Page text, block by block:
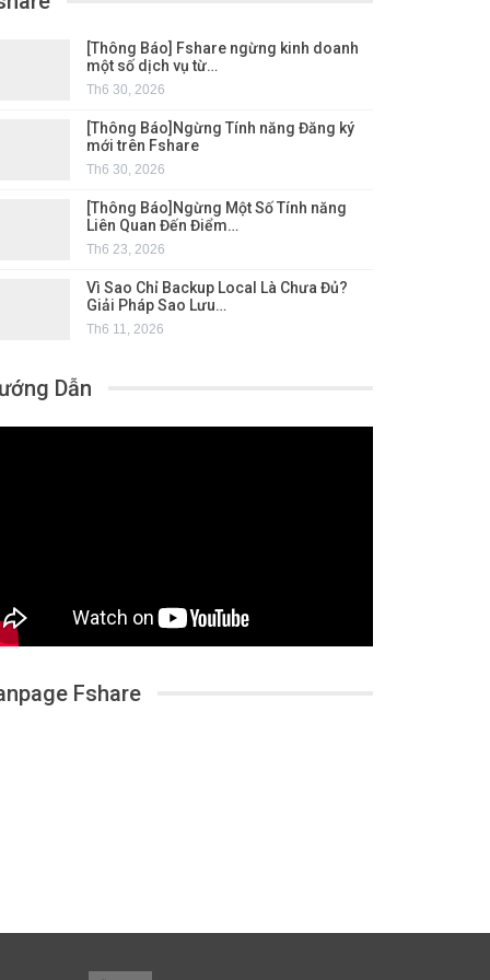
[Thông Báo] Fshare ngừng kinh doanh
một số dịch vụ từ…
Th6 30, 2026
[Thông Báo]Ngừng Tính năng Đăng ký
mới trên Fshare
Th6 30, 2026
[Thông Báo]Ngừng Một Số Tính năng
Liên Quan Đến Điểm…
Th6 23, 2026
Vì Sao Chỉ Backup Local Là Chưa Đủ?
Giải Pháp Sao Lưu…
Th6 11, 2026
Dẫn
Fshare